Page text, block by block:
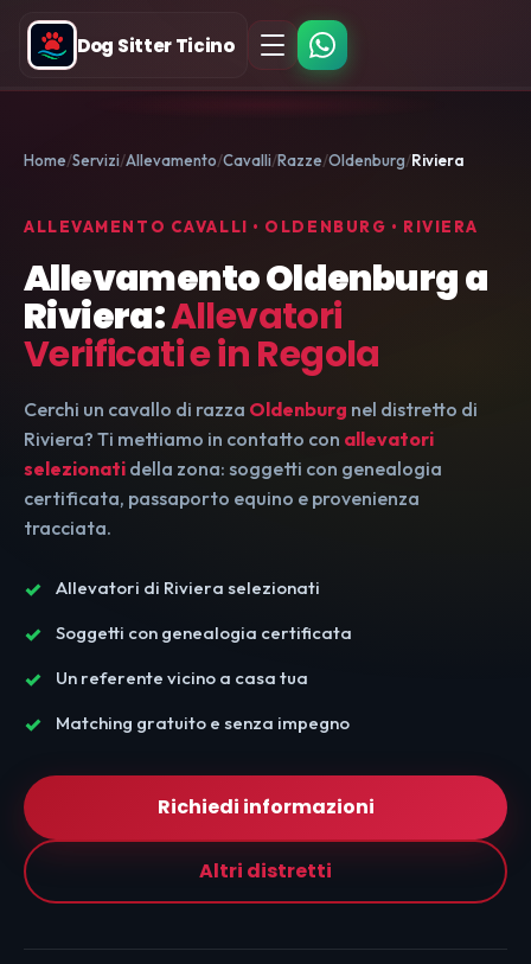
Dog Sitter Ticino
Home Servizi Allevamento Cavalli Razze Oldenburg Riviera
ALLEVAMENTO CAVALLI • OLDENBURG • RIVIERA
Allevamento Oldenburg a
Riviera:Allevatori
Verificati e in Regola
Cerchi un cavallo di razza Oldenburg nel distretto di
Riviera? Ti mettiamo in contatto con allevatori
selezionati della zona: soggetti con genealogia
certificata, passaporto equino e provenienza
tracciata.
Allevatori di Riviera selezionati
Soggetti con genealogia certificata
Un referente vicino a casa tua
Matching gratuito e senza impegno
Richiedi informazioni
Altri distretti